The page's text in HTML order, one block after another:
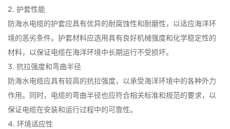
2. 护套性能
防海水电缆的护套应具有优异的耐腐蚀性和耐磨性，以适应海洋环
境的恶劣条件。护套材料应选用具有良好机械强度和化学稳定性的
材料，以保证电缆在海洋环境中长期运行不受损坏。
3. 抗拉强度和弯曲半径
防海水电缆应具有较高的抗拉强度，以承受海洋环境中的各种外力
作用。同时，电缆的弯曲半径也应符合相关标准和规范的要求，以
保证电缆在安装和运行过程中的可靠性。
4. 环境适应性